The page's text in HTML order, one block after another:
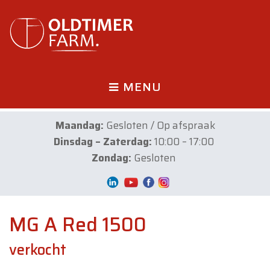
MENU
Maandag: Gesloten / Op afspraak
Dinsdag – Zaterdag:10:00 – 17:00
Zondag: Gesloten
MG A Red 1500
verkocht